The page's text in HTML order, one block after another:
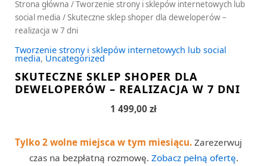
Strona główna /Tworzenie strony i sklepów internetowych lub
social media / Skuteczne sklep shoper dla deweloperów –
realizacja w 7 dni
Tworzenie strony i sklepów internetowych lub social
media, Uncategorized
SKUTECZNE SKLEP SHOPER DLA
DEWELOPERÓW – REALIZACJA W 7 DNI
1 499,00 zł
Tylko 2 wolne miejsca w tym miesiącu. Zarezerwuj
czas na bezpłatną rozmowę. Zobacz pełną ofertę.